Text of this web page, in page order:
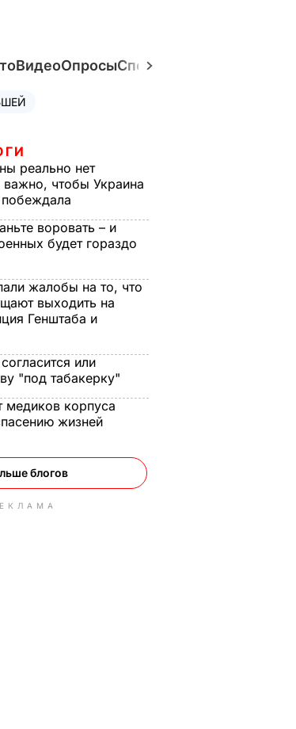
ВидеоОпросыСпецпроекты
реально нет
чтобы Украина
воровать – и
будет гораздо
жалобы на то, что
выходить на
Генштаба и
или
"под табакерку"
медиков корпуса
жизней
блогов